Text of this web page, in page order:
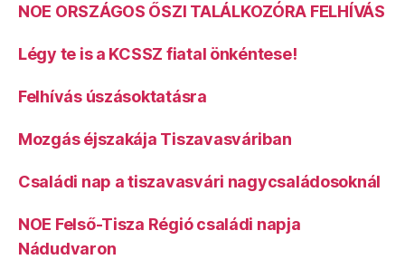
NOE ORSZÁGOS ŐSZI TALÁLKOZÓRA FELHÍVÁS
Légy te is a KCSSZ fiatal önkéntese!
Felhívás úszásoktatásra
Mozgás éjszakája Tiszavasváriban
Családi nap a tiszavasvári nagycsaládosoknál
NOE Felső-Tisza Régió családi napja
Nádudvaron